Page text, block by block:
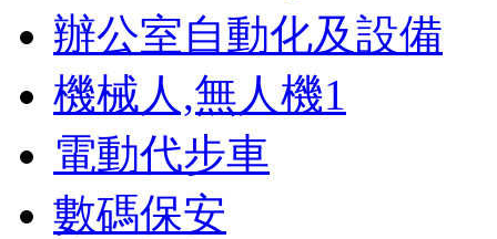
辦公室自動化及設備
機械人,無人機1
電動代步車
數碼保安